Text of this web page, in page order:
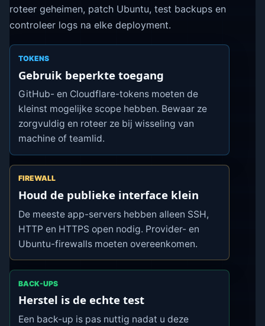
roteer geheimen, patch Ubuntu, test backups en
controleer logs na elke deployment.
TOKENS
Gebruik beperkte toegang
GitHub- en Cloudflare-tokens moeten de
kleinst mogelijke scope hebben. Bewaar ze
zorgvuldig en roteer ze bij wisseling van
machine of teamlid.
FIREWALL
Houd de publieke interface klein
De meeste app-servers hebben alleen SSH,
HTTP en HTTPS open nodig. Provider- en
Ubuntu-firewalls moeten overeenkomen.
BACK-UPS
Herstel is de echte test
Een back-up is pas nuttig nadat u deze